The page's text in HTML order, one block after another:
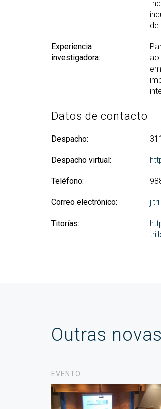
de
Experiencia
investigadora:
ao
Datos de contacto
Despacho: 311
Despacho virtual:
Teléfono:
Correo electrónico:
Titorías:
Outras novas
EVENTO